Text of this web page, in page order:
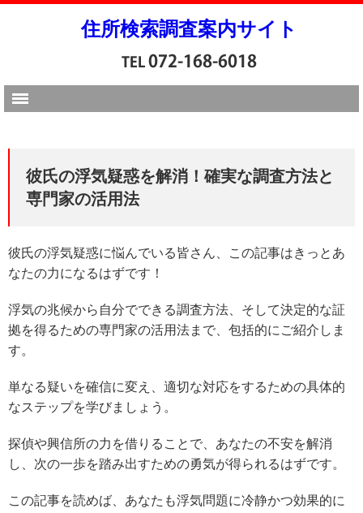
住所検索調査案内サイト
彼氏の浮気疑惑を解消！確実な調査方法と
専門家の活用法
彼氏の浮気疑惑に悩んでいる皆さん、この記事はきっとあ
なたの力になるはずです！
浮気の兆候から自分でできる調査方法、そして決定的な証
拠を得るための専門家の活用法まで、包括的にご紹介しま
す。
単なる疑いを確信に変え、適切な対応をするための具体的
なステップを学びましょう。
探偵や興信所の力を借りることで、あなたの不安を解消
し、次の一歩を踏み出すための勇気が得られるはずです。
この記事を読めば、あなたも浮気問題に冷静かつ効果的に